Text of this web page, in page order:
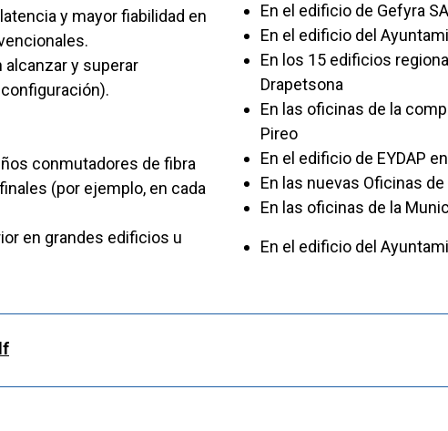
y mayor fiabilidad en
y superar
conmutadores de fibra
(por ejemplo, en cada
en grandes edificios u
En el edificio de Gefyra
En el edificio del
En los 15 edificios
Drapetsona
En las oficinas de la
Pireo
En el edificio de EYDAP
En las nuevas Oficinas
En las oficinas de la
En el edificio del